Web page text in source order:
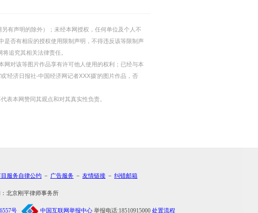
有声明的除外）；未经本网授权，任何单位及个人不
否有相应的授权使用限制声明，不得违反该等限制声
追究其相关法律责任。
对该等图片作品享有许可他人使用的权利；已经与本
'经济日报社-中国经济网记者XXX摄'的图片作品，否
表本网赞同其观点和对其真实性负责。
服务自律公约 － 广告服务 － 友情链接 － 纠错邮箱
北京刚平律师事务所
号 中国互联网举报中心举报电话:18510915000 处置流程